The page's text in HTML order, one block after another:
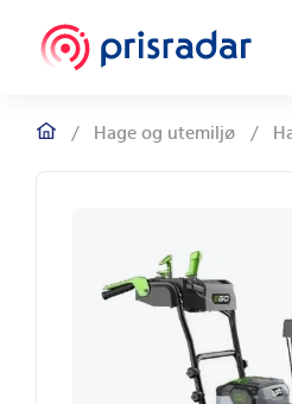
/ Hage og utemiljø /